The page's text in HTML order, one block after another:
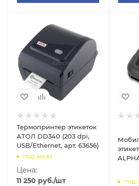
Термопринтер этикеток
АТОЛ DD340 (203 dpi,
USB/Ethernet, арт. 63656)
под заказ
Цена:
11 250 руб./шт под